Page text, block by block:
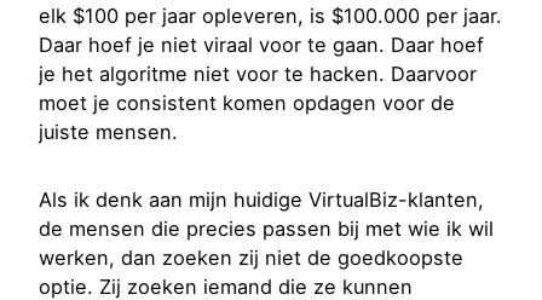
elk $100 per jaar opleveren, is $100.000 per jaar.
Daar hoef je niet viraal voor te gaan. Daar hoef
je het algoritme niet voor te hacken. Daarvoor
moet je consistent komen opdagen voor de
juiste mensen.
Als ik denk aan mijn huidige VirtualBiz-klanten,
de mensen die precies passen bij met wie ik wil
werken, dan zoeken zij niet de goedkoopste
optie. Zij zoeken iemand die ze kunnen